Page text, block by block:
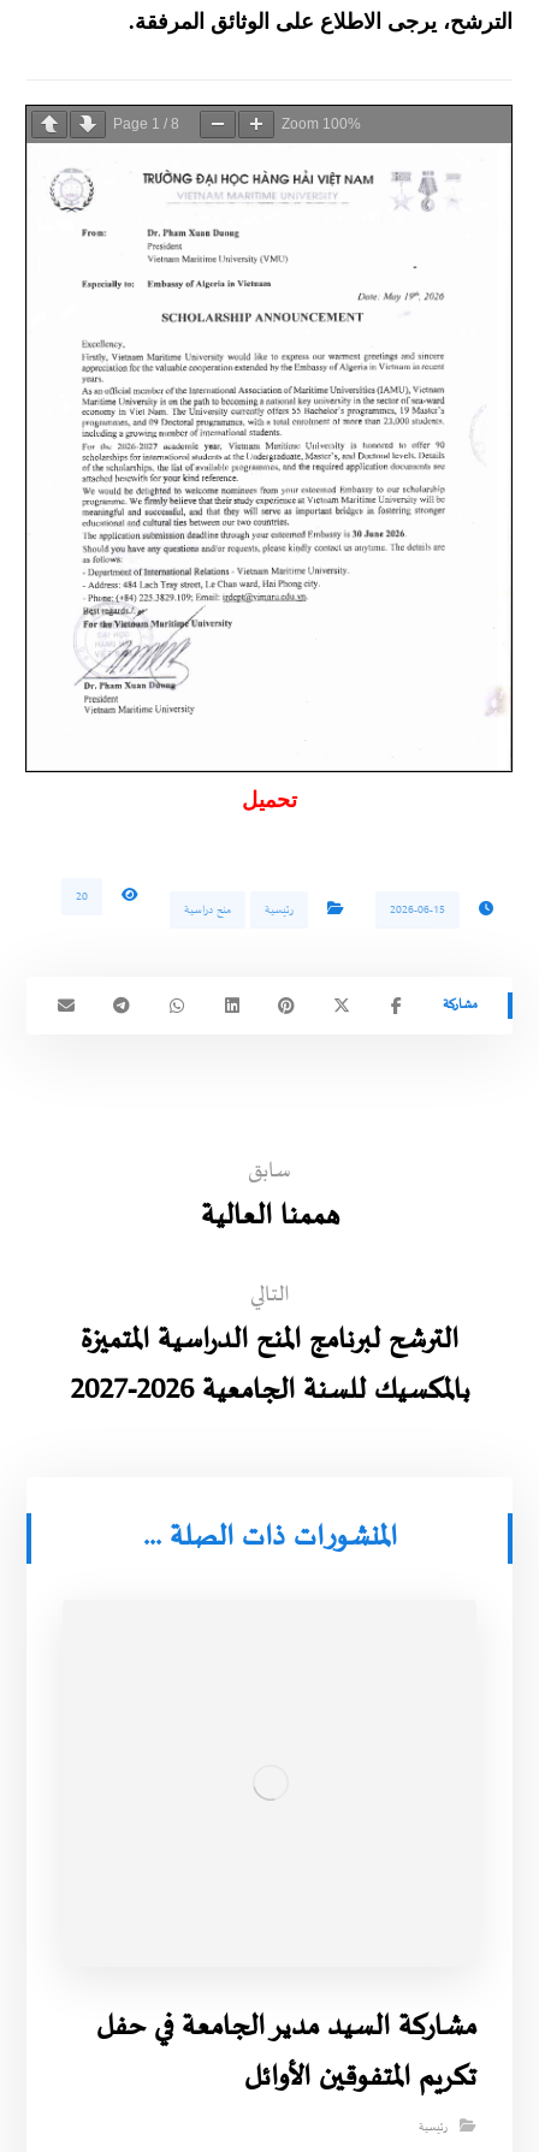
الترشح، يرجى الاطلاع على الوثائق المرفقة.
Page 1 / 8 Zoom 100%
تحميل
2026-06-15 رئيسية منح دراسية
20
سابق
هممنا العالية
التالي
الترشح لبرنامج المنح الدراسية المتميزة
بالمكسيك للسنة الجامعية 2026-2027
المنشورات ذات الصلة ...
مشاركة السيد مدير الجامعة في حفل
تكريم المتفوقين الأوائل
رئيسية